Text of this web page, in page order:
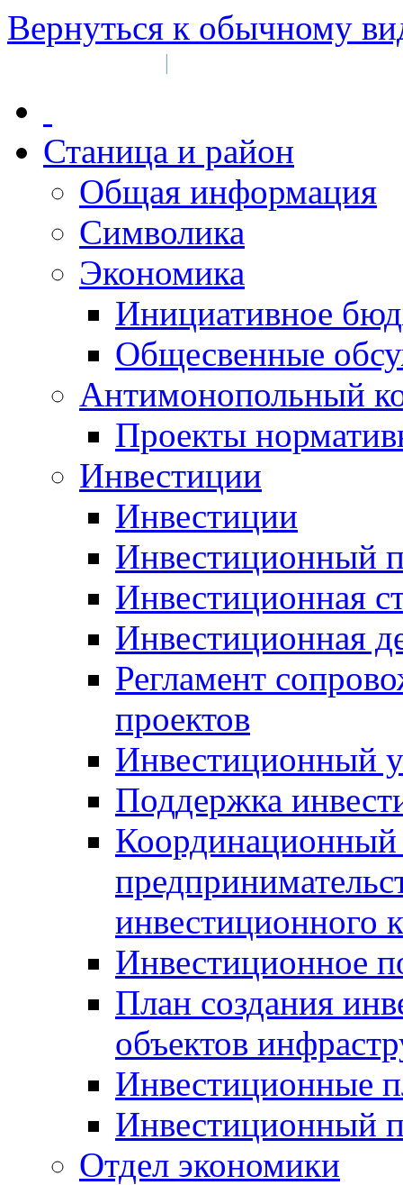
Вернуться к обычному
|
Станица и район
Общая информация
Символика
Экономика
Инициативное
Общесвенные
Антимонопольный
Проекты
Инвестиции
Инвестиции
Инвестиционный
Инвестиционная
Инвестиционная
Регламент
проектов
Инвестиционный
Поддержка
Координационный
инвестиционного
Инвестиционное
План создания
объектов
Инвестиционные
Инвестиционный
Отдел экономики